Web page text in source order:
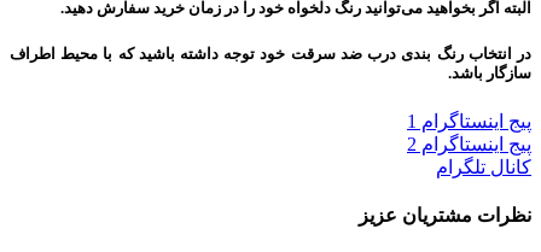
البته اگر بخواهید می‌توانید رنگ دلخواه خود را در زمان خرید سفارش دهید.
در انتخاب رنگ بندی درب ضد سرقت خود توجه داشته باشید که با محیط اطراف
سازگار باشد.
پیج اینستاگرام 1
پیج اینستاگرام 2
کانال تلگرام
نظرات مشتریان عزیز